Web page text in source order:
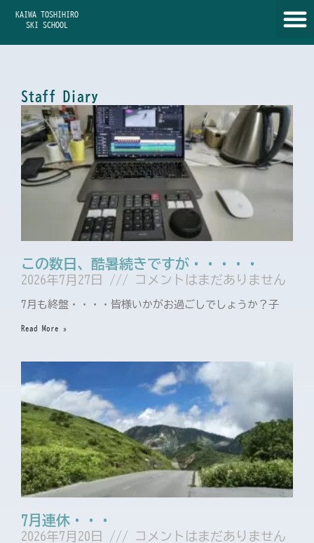
KAIWA TOSHIHIRO
SKI SCHOOL
Staff Diary
この数日、酷暑続きですが・・・・・
2026年7月27日 コメントはまだありません
7月も終盤・・・・皆様いかがお過ごしでしょうか？子
Read More »
7月連休・・・
2026年7月20日 コメントはまだありません
ペ
ー
ジ
ペ
ー
ジ
ペ
ー
ジ
ー
ジ
ペ
ー
ジ